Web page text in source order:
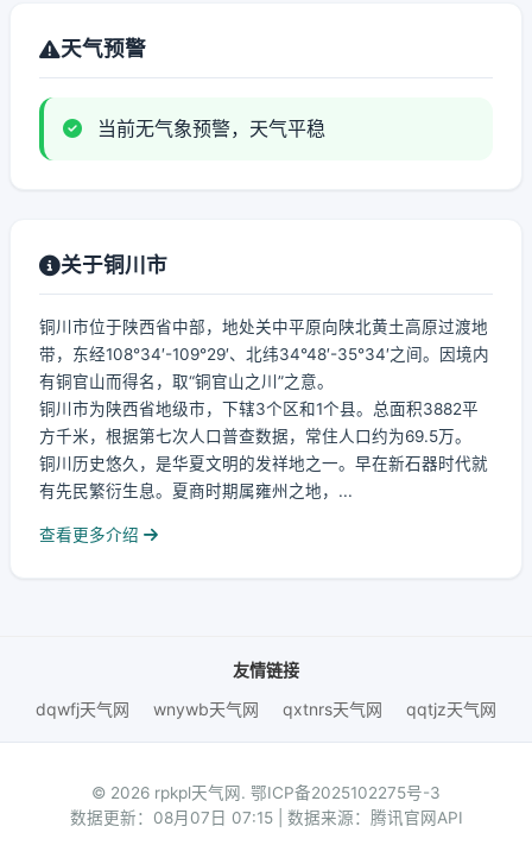
天气预警
当前无气象预警，天气平稳
关于铜川市
铜川市位于陕西省中部，地处关中平原向陕北黄土高原过渡地
带，东经108°34′-109°29′、北纬34°48′-35°34′之间。因境内
有铜官山而得名，取“铜官山之川”之意。
铜川市为陕西省地级市，下辖3个区和1个县。总面积3882平
方千米，根据第七次人口普查数据，常住人口约为69.5万。
铜川历史悠久，是华夏文明的发祥地之一。早在新石器时代就
有先民繁衍生息。夏商时期属雍州之地，...
查看更多介绍
友情链接
dqwfj天气网
wnywb天气网 qxtnrs天气网 qqtjz天气网
© 2026 rpkpl天气网. 鄂ICP备2025102275号-3
数据更新：08月07日 07:15 | 数据来源：腾讯官网API